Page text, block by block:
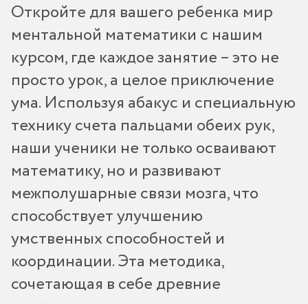
Откройте для вашего ребенка мир
ментальной математики с нашим
курсом, где каждое занятие – это не
просто урок, а целое приключение
ума. Используя абакус и специальную
технику счета пальцами обеих рук,
наши ученики не только осваивают
математику, но и развивают
межполушарные связи мозга, что
способствует улучшению
умственных способностей и
координации. Эта методика,
сочетающая в себе древние